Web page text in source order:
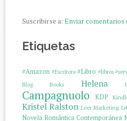
Suscribirse a:Enviar comentarios
Etiquetas
#Amazon #Escritora #Libro #libros
Blog
Books Helena
Campagnuolo
KDP
Kristel Ralston Leer Marketing
Novela Romántica Contemporánea